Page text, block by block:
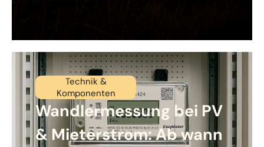
Technik &
Komponenten
Wandlermessung bei PV
& Mieterstrom: Ab wann